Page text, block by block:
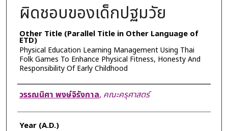
ผิดชอบของเด็กปฐมวัย
Other Title (Parallel Title in Other Language of
ETD)
Physical Education Learning Management Using Thai
Folk Games To Enhance Physical Fitness, Honesty And
Responsibility Of Early Childhood
Author
วรรณนิศา พงษ์จิรังกาล, คณะครุศาสตร์
Year (A.D.)